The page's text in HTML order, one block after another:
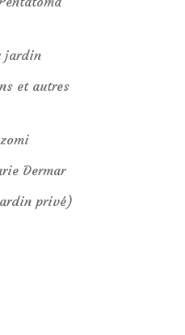
jardin
et autres
Dermar
privé)